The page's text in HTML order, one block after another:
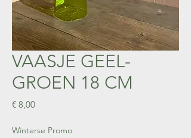
VAASJE GEEL-
GROEN 18 CM
€ 8,00Prijs
Winterse Promo